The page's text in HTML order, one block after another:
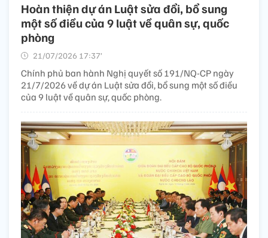
Hoàn thiện dự án Luật sửa đổi, bổ sung
một số điều của 9 luật về quân sự, quốc
phòng​
21/07/2026 17:37’
Chính phủ ban hành Nghị quyết số 191/NQ-CP ngày
21/7/2026 về dự án Luật sửa đổi, bổ sung một số điều
của 9 luật về quân sự, quốc phòng.